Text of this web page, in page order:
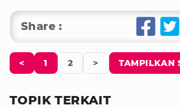
Share :
< 1 2 > TAMPILKAN
TOPIK TERKAIT